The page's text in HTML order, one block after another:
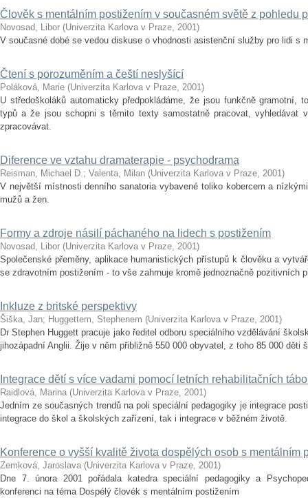
Člověk s mentálním postižením v současném světě z pohledu
Novosad, Libor (Univerzita Karlova v Praze, 2001)
V současné dobé se vedou diskuse o vhodnosti asistenční služby pro lidi s
Čtení s porozuměním a čeští neslyšící
Poláková, Marie (Univerzita Karlova v Praze, 2001)
U středoškoláků automaticky předpokládáme, že jsou funkčně gramotní,
typů a že jsou schopni s těmito texty samostatně pracovat, vyhledávat
zpracovávat.
Diference ve vztahu dramaterapie - psychodrama
Reisman, Michael D.; Valenta, Milan (Univerzita Karlova v Praze, 2001)
V největší místnosti denního sanatoria vybavené toliko kobercem a
mužů a žen.
Formy a zdroje násilí páchaného na lidech s postižením
Novosad, Libor (Univerzita Karlova v Praze, 2001)
Společenské přeměny, aplikace humanistických přístupů k člověku a
se zdravotním postižením - to vše zahrnuje kromě jednoznačně pozitivních
Inkluze z britské perspektivy
Šiška, Jan; Huggettem, Stephenem (Univerzita Karlova v Praze, 2001)
Dr Stephen Huggett pracuje jako ředitel odboru speciálního vzdělávání
jihozápadní Anglii. Žije v něm přibližně 550 000 obyvatel, z toho 85 000 děti
Integrace dětí s více vadami pomocí letních rehabilitačních
Raidlová, Marina (Univerzita Karlova v Praze, 2001)
Jedním ze současných trendů na poli speciální pedagogiky je integrace
integrace do škol a školských zařízení, tak i integrace v běžném životě.
Konference o vyšší kvalitě života dospělých osob s mentálním
Zemková, Jaroslava (Univerzita Karlova v Praze, 2001)
Dne 7. února 2001 pořádala katedra speciální pedagogiky a
konferenci na téma Dospélý človék s mentálním postižením